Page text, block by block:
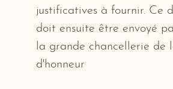
justificatives à fournir. Ce
doit ensuite être envoyé
la grande chancellerie de
d'honneur